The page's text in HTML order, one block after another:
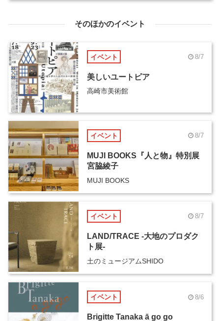
そのほかのイベント
イベント 8/7
美しいユートピア
高崎市美術館
イベント 8/7
MUJI BOOKS『人と物』特別展
宮脇綾子
MUJI BOOKS
イベント 8/7
LAND/TRACE -大地のプロダク
ト展-
土のミュージアムSHIDO
イベント 8/6
Brigitte Tanaka ā go go